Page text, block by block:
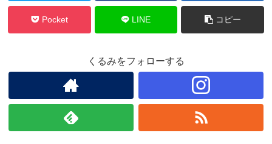
Pocket LINE コピー
くるみをフォローする